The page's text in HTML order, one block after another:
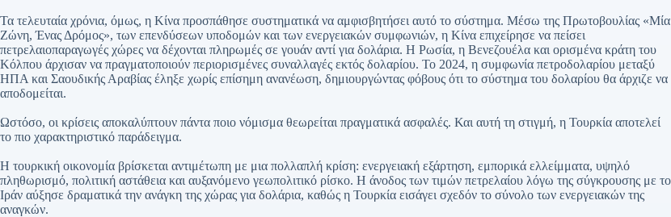
Τα τελευταία χρόνια, όμως, η Κίνα προσπάθησε συστηματικά να αμφισβητήσει αυτό το σύστημα. Μέσω της Πρωτοβουλίας «Μία
Ζώνη, Ένας Δρόμος», των επενδύσεων υποδομών και των ενεργειακών συμφωνιών, η Κίνα επιχείρησε να πείσει
πετρελαιοπαραγωγές χώρες να δέχονται πληρωμές σε γουάν αντί για δολάρια. Η Ρωσία, η Βενεζουέλα και ορισμένα κράτη του
Κόλπου άρχισαν να πραγματοποιούν περιορισμένες συναλλαγές εκτός δολαρίου. Το 2024, η συμφωνία πετροδολαρίου μεταξύ
ΗΠΑ και Σαουδικής Αραβίας έληξε χωρίς επίσημη ανανέωση, δημιουργώντας φόβους ότι το σύστημα του δολαρίου θα άρχιζε να
αποδομείται.
Ωστόσο, οι κρίσεις αποκαλύπτουν πάντα ποιο νόμισμα θεωρείται πραγματικά ασφαλές. Και αυτή τη στιγμή, η Τουρκία αποτελεί
το πιο χαρακτηριστικό παράδειγμα.
Η τουρκική οικονομία βρίσκεται αντιμέτωπη με μια πολλαπλή κρίση: ενεργειακή εξάρτηση, εμπορικά ελλείμματα, υψηλό
πληθωρισμό, πολιτική αστάθεια και αυξανόμενο γεωπολιτικό ρίσκο. Η άνοδος των τιμών πετρελαίου λόγω της σύγκρουσης με το
Ιράν αύξησε δραματικά την ανάγκη της χώρας για δολάρια, καθώς η Τουρκία εισάγει σχεδόν το σύνολο των ενεργειακών της
αναγκών.